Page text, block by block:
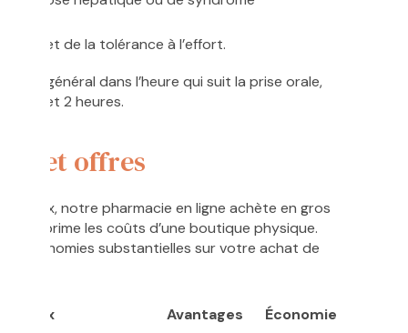
et de la tolérance à l’effort.
en général dans l’heure qui suit la prise orale,
1 et 2 heures.
et offres
prix, notre pharmacie en ligne achète en gros
supprime les coûts d’une boutique physique.
économies substantielles sur votre achat de
Prix Avantages Économie